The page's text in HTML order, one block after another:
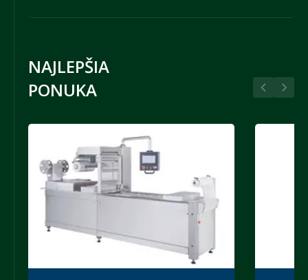
NAJLEPŠIA
PONUKA